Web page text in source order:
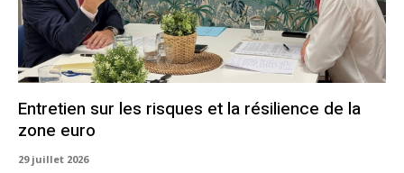
Entretien sur les risques et la résilience de la
zone euro
29 juillet 2026